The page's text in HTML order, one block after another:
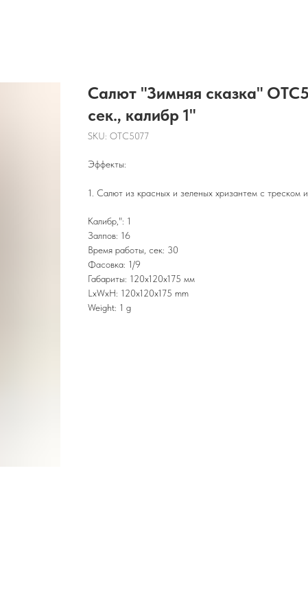
Салют "Зимняя сказка"
сек., калибр 1"
SKU: OTC5077
Эффекты:
1. Салют из красных и зеленых хризантем с треском
Калибр,": 1
Залпов: 16
Время работы, сек: 30
Фасовка: 1/9
Габариты: 120х120х175 мм
LxWxH: 120x120x175 mm
Weight: 1 g